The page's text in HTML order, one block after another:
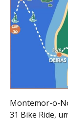
Montemor-o-
31 Bike Ride,